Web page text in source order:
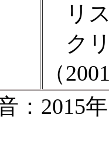
リス
クリ
（
：2015